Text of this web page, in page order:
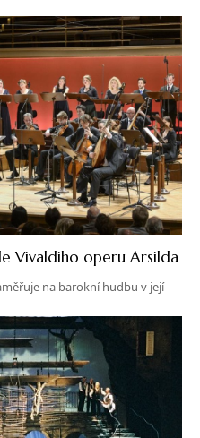
Vivaldiho operu Arsilda
na barokní hudbu v její